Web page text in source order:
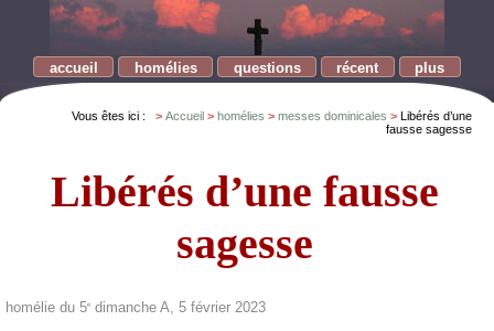
accueil homélies questions récent plus
Vous êtes ici : Accueil homélies messes dominicales
Libérés d’une
fausse sagesse
Libérés d’une fausse
sagesse
homélie du 5e dimanche A, 5 février 2023